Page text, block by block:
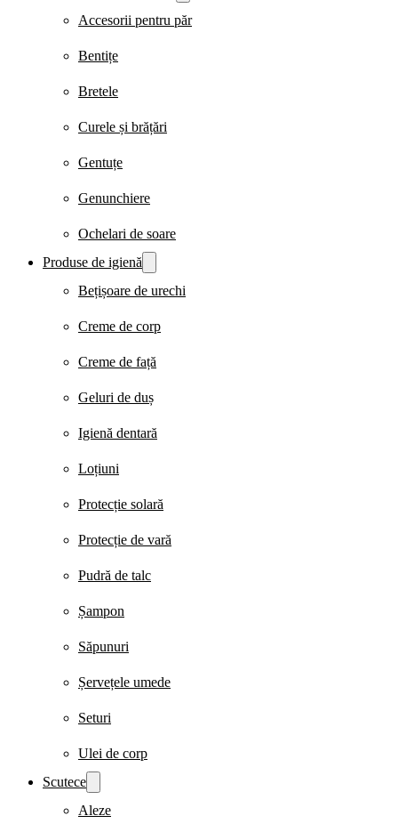
Accesorii pentru păr
Bentițe
Bretele
Curele și brățări
Gentuțe
Genunchiere
Ochelari de soare
Produse de igienă
Bețișoare de urechi
Creme de corp
Creme de față
Geluri de duș
Igienă dentară
Loțiuni
Protecție solară
Protecție de vară
Pudră de talc
Șampon
Săpunuri
Șervețele umede
Seturi
Ulei de corp
Scutece
Aleze